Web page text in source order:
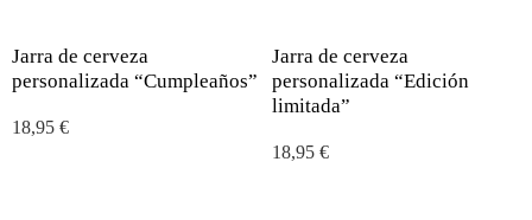
Jarra de cerveza
personalizada “Cumpleaños”
18,95 €
Jarra de cerveza
personalizada “Edición
limitada”
18,95 €